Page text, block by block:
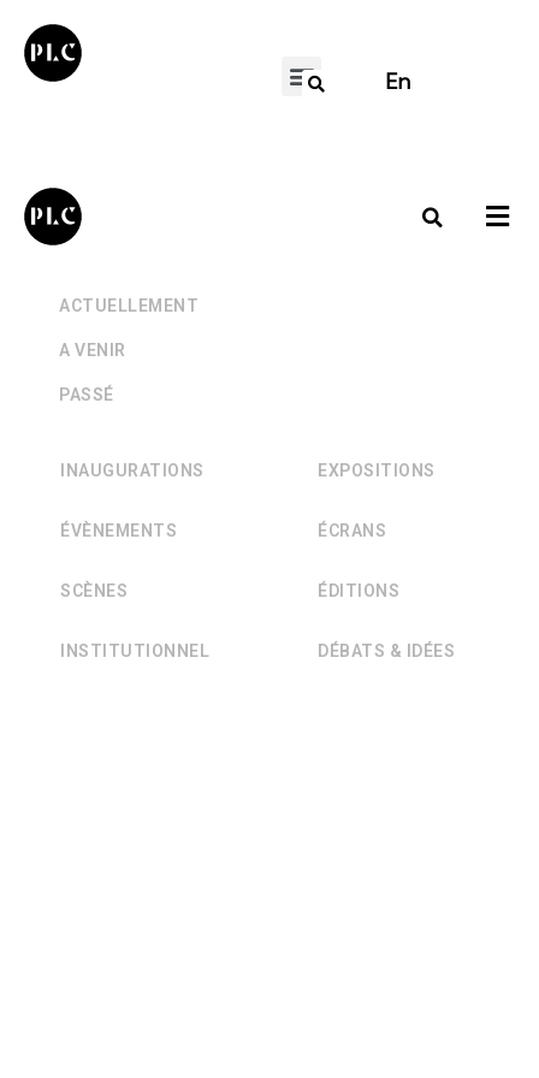
En
ACTUELLEMENT
A VENIR
PASSÉ
INAUGURATIONS EXPOSITIONS
ÉVÈNEMENTS ÉCRANS
SCÈNES ÉDITIONS
INSTITUTIONNEL DÉBATS & IDÉES